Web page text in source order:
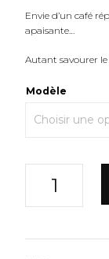
Envie d’un café
apaisante…
Autant savourer le
Modèle